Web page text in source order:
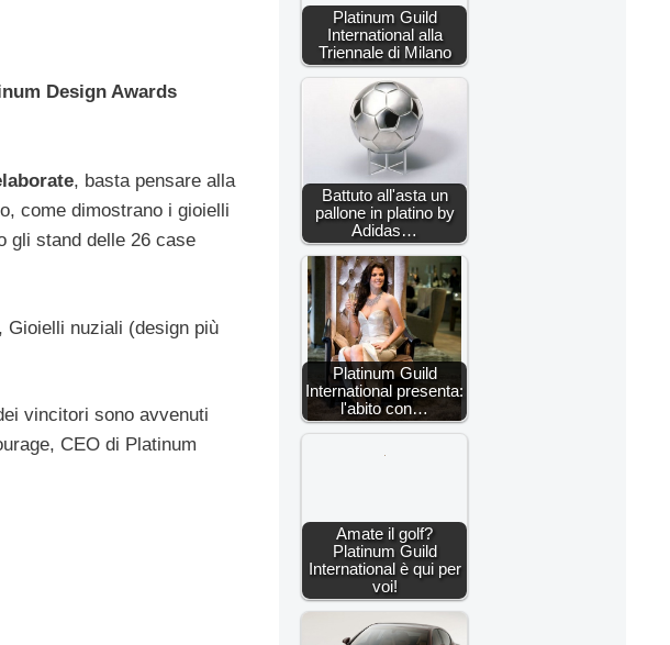
Design Awards
, basta pensare alla
come dimostrano i gioielli
gli stand delle 26 case
Gioielli nuziali (design più
vincitori sono avvenuti
CEO di Platinum
Platinum Guild
International alla
Triennale di Milano
Battuto all'asta un
pallone in platino by
Adidas…
Platinum Guild
International presenta:
l'abito con…
Amate il golf?
Platinum Guild
International è qui per
voi!